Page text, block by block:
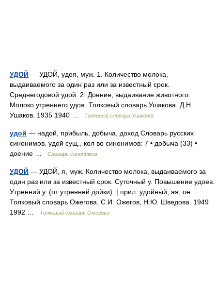
УДОЙ — УДОЙ, удоя, муж. 1. Количество молока,
выдаиваемого за один раз или за известный срок.
Среднегодовой удой. 2. Доение, выдаивание животного.
Молоко утреннего удоя. Толковый словарь Ушакова. Д.Н.
Ушаков. 1935 1940 …
Толковый словарь Ушакова
удой — надой, прибыль, добыча, доход Словарь русских
синонимов. удой сущ., кол во синонимов: 7 • добыча (33) •
доение …
Словарь синонимов
УДОЙ — УДОЙ, я, муж. Количество молока, выдаиваемого за
один раз или за известный срок. Суточный у. Повышение удоев.
Утренний у. (от утренней дойки). | прил. удойный, ая, ое.
Толковый словарь Ожегова. С.И. Ожегов, Н.Ю. Шведова. 1949
1992 …
Толковый словарь Ожегова